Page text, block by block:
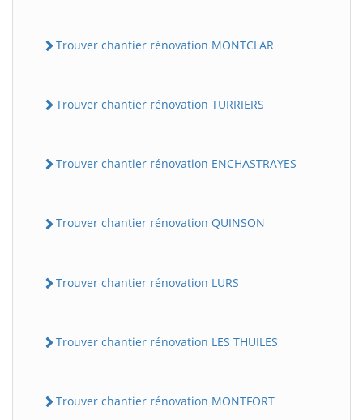
Trouver chantier rénovation MONTCLAR
Trouver chantier rénovation TURRIERS
Trouver chantier rénovation ENCHASTRAYES
Trouver chantier rénovation QUINSON
Trouver chantier rénovation LURS
Trouver chantier rénovation LES THUILES
Trouver chantier rénovation MONTFORT